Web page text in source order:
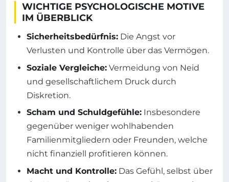
WICHTIGE PSYCHOLOGISCHE MOTIVE
IM ÜBERBLICK
Sicherheitsbedürfnis: Die Angst vor
Verlusten und Kontrolle über das Vermögen.
Soziale Vergleiche: Vermeidung von Neid
und gesellschaftlichem Druck durch
Diskretion.
Scham und Schuldgefühle: Insbesondere
gegenüber weniger wohlhabenden
Familienmitgliedern oder Freunden, welche
nicht finanziell profitieren können.
Macht und Kontrolle: Das Gefühl, selbst über